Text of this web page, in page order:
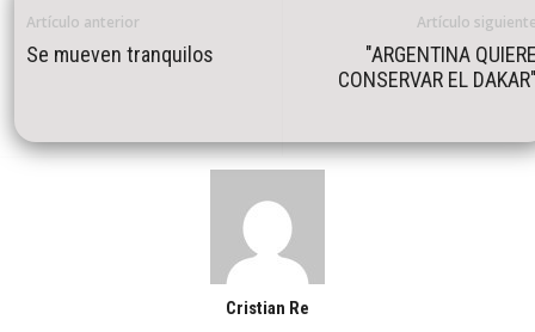
Artículo anterior
Se mueven tranquilos
Artículo
"ARGENTINA
CONSERVAR EL
Cristian Re